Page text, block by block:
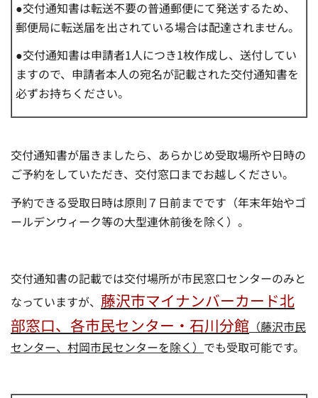
●交付通知書は転送不要の普通郵便にて発送するため、
郵便局に転送届を出されている場合は配達されません。
●交付通知書は申請者1人につき1枚作成し、送付してい
ますので、申請者本人の宛名が記載された交付通知書を
必ずお持ちください。
交付通知書が届きましたら、あらかじめ受取場所や日時の
ご予約をしていただき、交付窓口までお越しください。
予約できる受取日時は原則７日前までです（年末年始やゴ
ールデンウィーク等の大型連休前後を除く）。
交付通知書の記載では交付場所が市民窓口センターのみと
なっていますが、 藤沢市マイナンバーカード北
部窓口、各市民センター・ 石川分館 （藤沢市民
センター、村岡市民センターを除く） でも受取可能です。